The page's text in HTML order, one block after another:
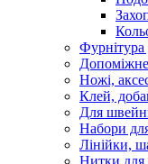
Ножі,
Клей,
Для
Набори
Лінійки,
Нитки для